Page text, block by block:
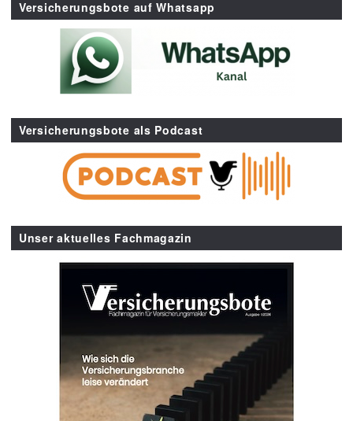
Versicherungsbote auf Whatsapp
Versicherungsbote als Podcast
Unser aktuelles Fachmagazin